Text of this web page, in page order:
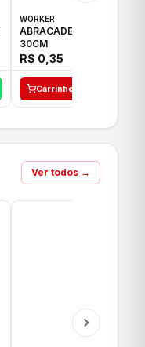
WORKER
ABRACADEIRA DE NYLON
30CM
R$ 0,35
Carrinho
Ver todos →